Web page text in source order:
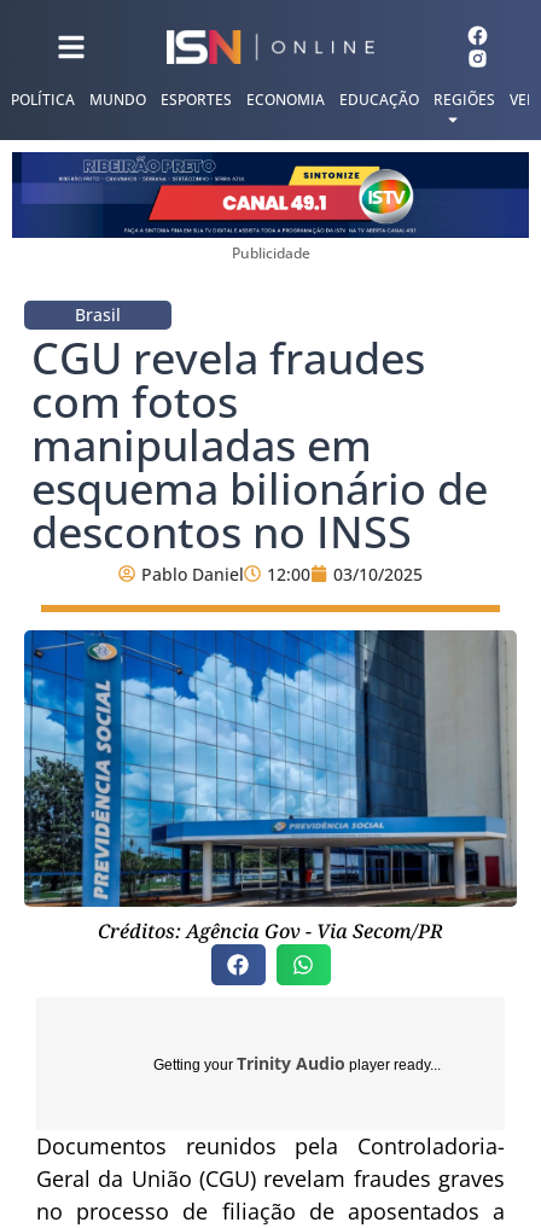
POLÍTICA MUNDO ESPORTES ECONOMIA EDUCAÇÃO REGIÕES
Publicidade
Brasil
CGU revela fraudes
com fotos
manipuladas em
esquema bilionário de
descontos no INSS
Pablo Daniel 12:00 03/10/2025
Créditos: Agência Gov - Via Secom/PR
Getting your Trinity Audio player ready...
Documentos reunidos pela Controladoria-
Geral da União (CGU) revelam fraudes graves
no processo de filiação de aposentados a